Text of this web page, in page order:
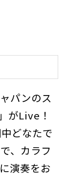
パンのス
がLive！
どなたで
、カラフ
演奏をお